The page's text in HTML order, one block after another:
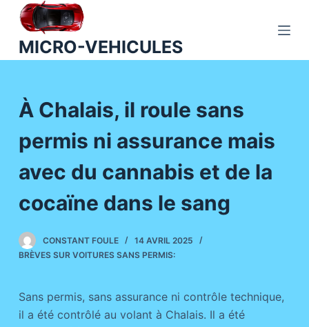
P
u
o
n
MICRO-VEHICULES
À Chalais, il roule sans
permis ni assurance mais
avec du cannabis et de la
cocaïne dans le sang
CONSTANT FOULE
14 AVRIL 2025
BRÈVES SUR VOITURES SANS PERMIS:
Sans permis, sans assurance ni contrôle technique,
il a été contrôlé au volant à Chalais. Il a été